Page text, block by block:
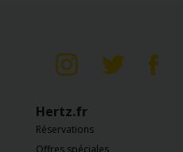
Hertz.fr
Réservations
Offres spéciales